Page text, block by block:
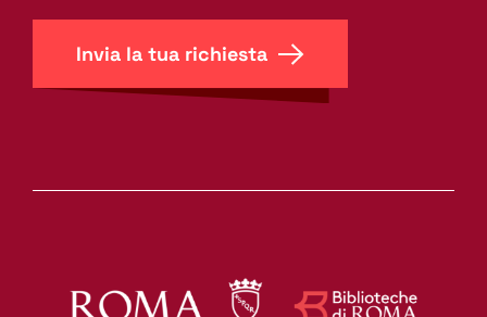
Invia la tua richiesta